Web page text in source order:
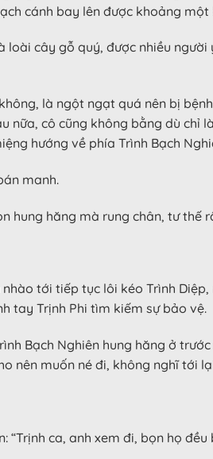
cánh bay lên được khoảng
cây gỗ quý, được nhiều
là ngột ngạt quá nên bị
nữa, cô cũng không bằng dù
hướng về phía Trình Bạch
manh.
hung hăng mà rung chân, tư thế
tới tiếp tục lôi kéo Trình
tay Trịnh Phi tìm kiếm sự bảo vệ.
Bạch Nghiên hung hăng ở
nên muốn né đi, không nghĩ tới
“Trịnh ca, anh xem đi, bọn họ